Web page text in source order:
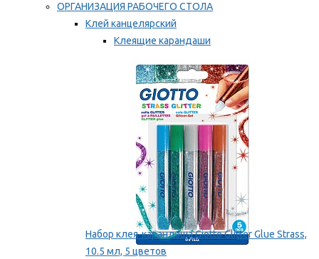
ОРГАНИЗАЦИЯ РАБОЧЕГО СТОЛА
Клей канцелярский
Клеящие карандаши
Мы рекомендуем
Набор клея-карандаша Giotto Glitter Glue Strass,
10.5 мл, 5 цветов